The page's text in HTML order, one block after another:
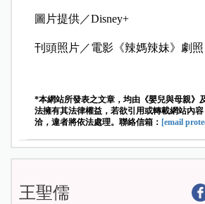
圖片提供／Disney+
刊頭照片／電影《辣媽辣妹》劇照
*本網站所發表之文章，均由《嬰兒與母親》
法擁有其法律權益，若欲引用或轉載網站內
洽，違者將依法處理。聯絡信箱： [email
王聖儒